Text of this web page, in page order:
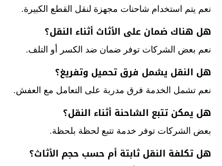
نعم يتم استخدام شاحنات مجهزة لنقل القطع الكبيرة.
هل هناك ضمان على الأثاث أثناء النقل؟
نعم بعض الشركات توفر ضمان ضد الكسر أو التلف.
هل النقل يشمل فرق تحميل وتفريغ؟
نعم تشمل الخدمة فرق مدربة على التعامل مع العفش.
هل يمكن تتبع الشاحنة أثناء النقل؟
بعض الشركات توفر خدمة تتبع لحظة بلحظة.
هل تكلفة النقل ثابتة أم حسب حجم الأثاث؟